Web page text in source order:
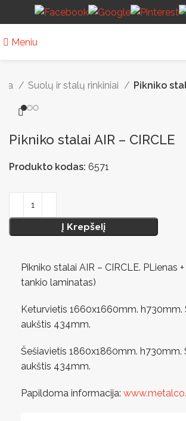
Meniu
Suolų ir stalų rinkiniai Pikniko
Pikniko stalai AIR – CIRCLE
Produkto kodas: 6571
Į Krepšelį
Pikniko stalai AIR – CIRCLE. PLienas
tankio laminatas)
Keturvietis 1660x1660mm. h730mm.
aukštis 434mm.
Šešiavietis 1860x1860mm. h730mm.
aukštis 434mm.
Papildoma informacija: